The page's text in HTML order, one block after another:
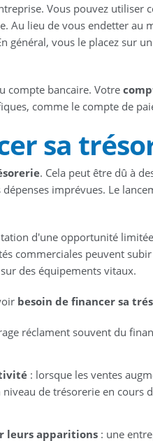
Vous pouvez utiliser
Au lieu de vous endetter au
général, vous le placez sur
compte bancaire. Votre
comme le compte de
sa
. Cela peut être dû à
imprévues. Le
d'une opportunité
commerciales peuvent
des équipements vitaux.
besoin de financer sa
réclament souvent du
: lorsque les ventes
de trésorerie en cours
leurs apparitions : une